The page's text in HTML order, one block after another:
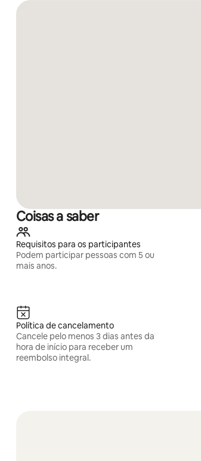
Coisas a saber
Requisitos para os participantes
Podem participar pessoas com 5 ou
mais anos.
Política de cancelamento
Cancele pelo menos 3 dias antes da
hora de início para receber um
reembolso integral.